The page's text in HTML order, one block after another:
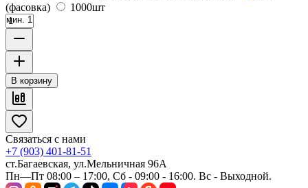
(фасовка)
1000шт
мин. 1
В корзину
Связаться с нами
+7 (903) 401-81-51
ст.Багаевская, ул.Мельничная 96А
Пн—Пт 08:00 – 17:00, Сб - 09:00 - 16:00. Вс - Выходной.